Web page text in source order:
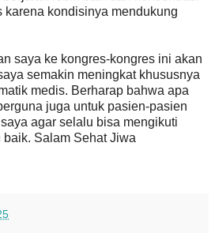
karena kondisinya mendukung
saya ke kongres-kongres ini akan
semakin meningkat khususnya
medis. Berharap bahwa apa
juga untuk pasien-pasien
agar selalu bisa mengikuti
Salam Sehat Jiwa